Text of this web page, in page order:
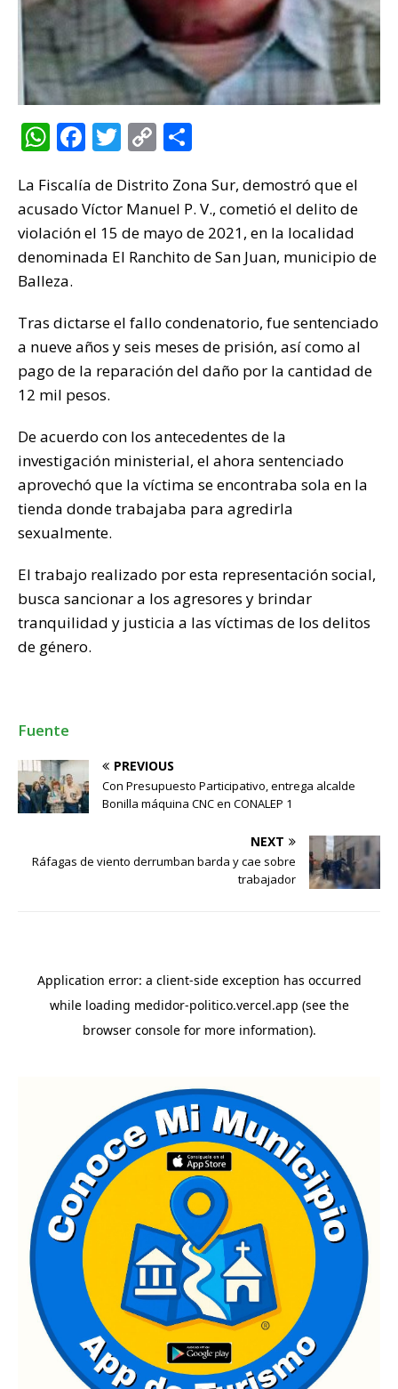
W
at
s
A
p
p
F
c
e
b
k
T
it
te
r
C
p
y
Li
m
p
ar
r
La Fiscalía de Distrito Zona Sur, demostró que el
acusado Víctor Manuel P. V., cometió el delito de
violación el 15 de mayo de 2021, en la localidad
denominada El Ranchito de San Juan, municipio de
Balleza.
Tras dictarse el fallo condenatorio, fue sentenciado
a nueve años y seis meses de prisión, así como al
pago de la reparación del daño por la cantidad de
12 mil pesos.
De acuerdo con los antecedentes de la
investigación ministerial, el ahora sentenciado
aprovechó que la víctima se encontraba sola en la
tienda donde trabajaba para agredirla
sexualmente.
El trabajo realizado por esta representación social,
busca sancionar a los agresores y brindar
tranquilidad y justicia a las víctimas de los delitos
de género.
Fuente
PREVIOUS
Con Presupuesto Participativo, entrega alcalde
Bonilla máquina CNC en CONALEP 1
NEXT
Ráfagas de viento derrumban barda y cae sobre
trabajador